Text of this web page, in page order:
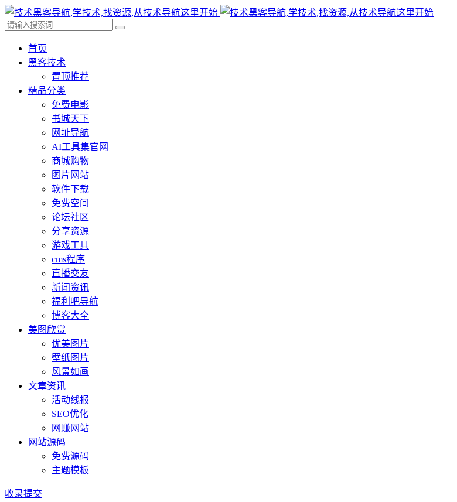
首页
黑客技术
置顶推荐
精品分类
免费电影
书城天下
网址导航
AI工具集官网
商城购物
图片网站
软件下载
免费空间
论坛社区
分享资源
游戏工具
cms程序
直播交友
新闻资讯
福利吧导航
博客大全
美图欣赏
优美图片
壁纸图片
风景如画
文章资讯
活动线报
SEO优化
网赚网站
网站源码
免费源码
主题模板
收录提交